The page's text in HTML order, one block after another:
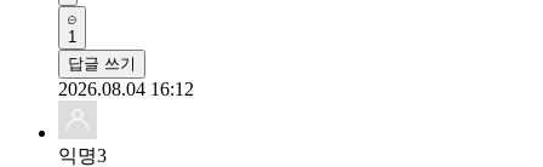
1
답글 쓰기
2026.08.04 16:12
익명3